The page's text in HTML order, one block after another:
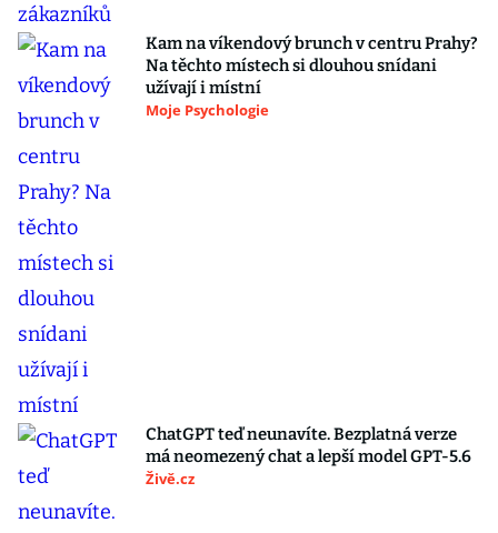
Kam na víkendový brunch v centru Prahy?
Na těchto místech si dlouhou snídani
užívají i místní
Moje Psychologie
ChatGPT teď neunavíte. Bezplatná verze
má neomezený chat a lepší model GPT-5.6
Živě.cz